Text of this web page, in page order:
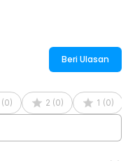
Beri Ulasan
(0) 2 (0) 1 (0)